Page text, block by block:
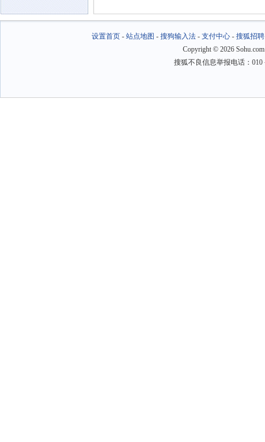
设置首页- 站点地图 - 搜狗输入法- 支付中心- 搜狐招聘
Copyright © 2026
搜狐不良信息举报电话：010